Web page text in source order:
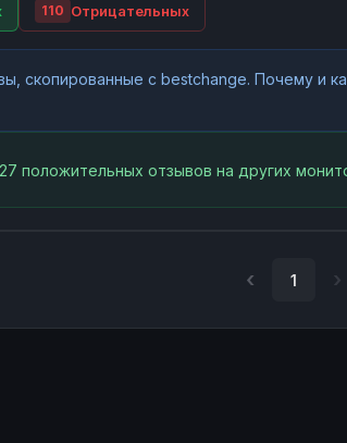
110 Отрицательных
скопированные с bestchange. Почему и
положительных отзывов на других
1